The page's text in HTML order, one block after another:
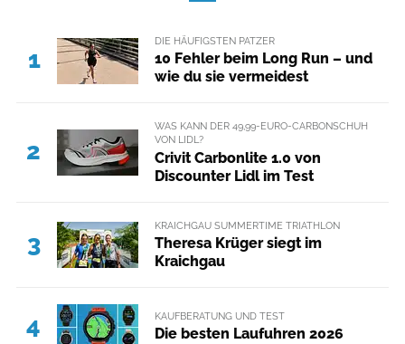
1
DIE HÄUFIGSTEN PATZER
10 Fehler beim Long Run – und
wie du sie vermeidest
2
WAS KANN DER 49,99-EURO-CARBONSCHUH
VON LIDL?
Crivit Carbonlite 1.0 von
Discounter Lidl im Test
3
KRAICHGAU SUMMERTIME TRIATHLON
Theresa Krüger siegt im
Kraichgau
4 KAUFBERATUNG UND TEST
Die besten Laufuhren 2026